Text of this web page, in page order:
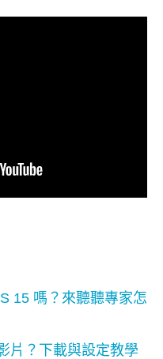
15 嗎？來聽聽專家怎
片？下載與設定教學